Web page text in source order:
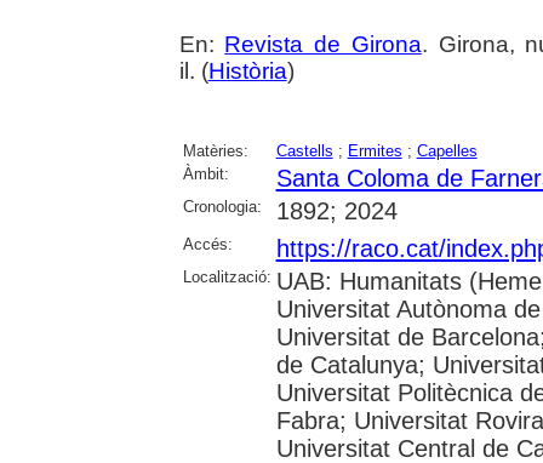
En: Revista de Girona. Girona,
il. (Història)
Matèries: Castells ; Ermites ; Capelles
Àmbit:
Santa Coloma de
Cronologia: 1892; 2024
Accés: https://raco.cat/
Localització: UAB: Humanitats
Universitat Autònoma
Universitat de
de Catalunya;
Universitat Politècnica
Fabra; Universitat
Universitat Central de